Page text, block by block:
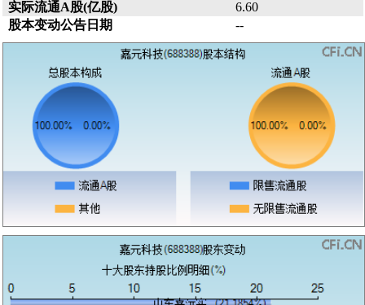
实际流通A股(亿股)
6.60
股本变动公告日期
--